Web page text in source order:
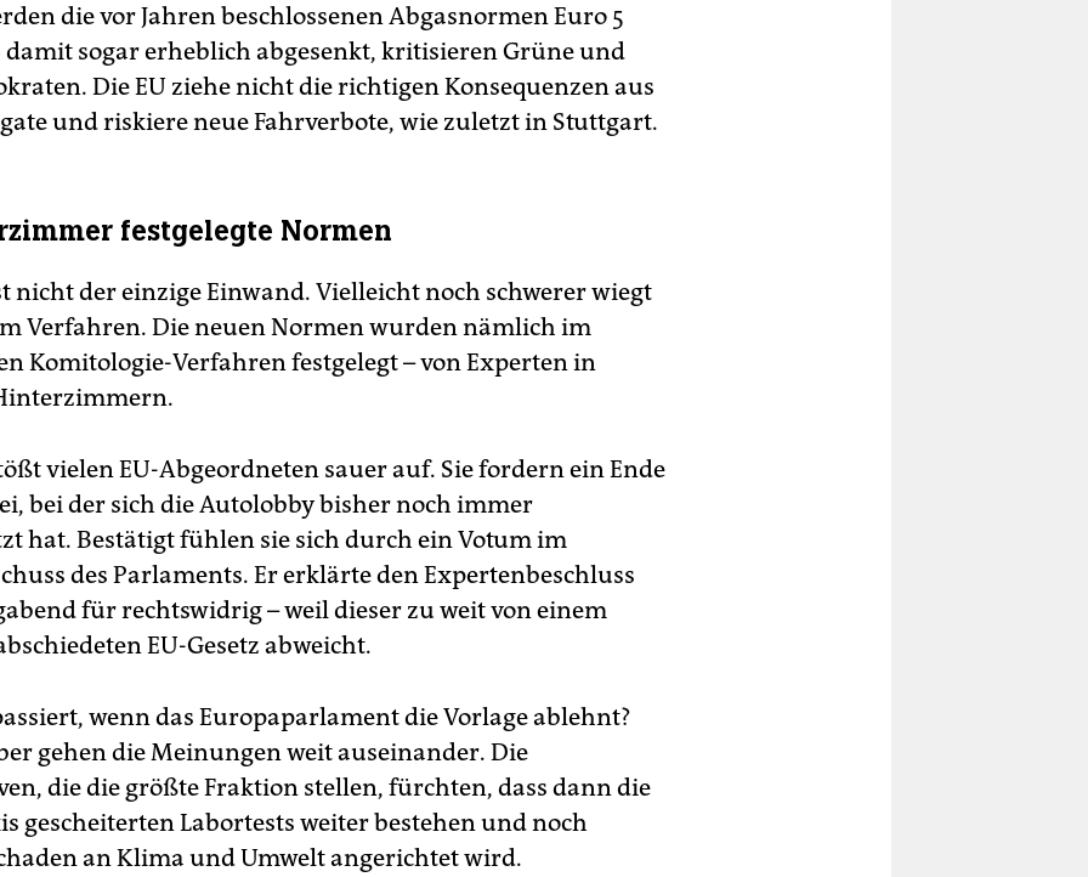
die vor Jahren beschlossenen Abgasnormen Euro 5
damit sogar erheblich abgesenkt, kritisieren Grüne und
Die EU ziehe nicht die richtigen Konsequenzen aus
und riskiere neue Fahrverbote, wie zuletzt in Stuttgart.
festgelegte Normen
nicht der einzige Einwand. Vielleicht noch schwerer wiegt
Verfahren. Die neuen Normen wurden nämlich im
Komitologie-Verfahren festgelegt – von Experten in
vielen EU-Abgeordneten sauer auf. Sie fordern ein Ende
bei der sich die Autolobby bisher noch immer
hat. Bestätigt fühlen sie sich durch ein Votum im
des Parlaments. Er erklärte den Expertenbeschluss
für rechtswidrig – weil dieser zu weit von einem
EU-Gesetz abweicht.
wenn das Europaparlament die Vorlage ablehnt?
gehen die Meinungen weit auseinander. Die
die die größte Fraktion stellen, fürchten, dass dann die
gescheiterten Labortests weiter bestehen und noch
an Klima und Umwelt angerichtet wird.